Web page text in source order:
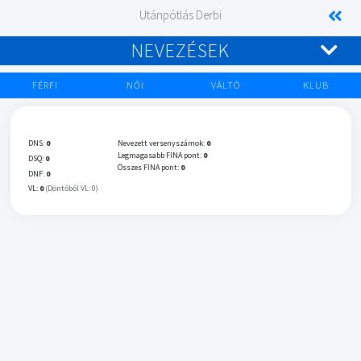
Utánpótlás Derbi
NEVEZÉSEK
FÉRFI NŐI VÁLTÓ KLUB
DNS: 0
DSQ: 0
DNF: 0
VL: 0 (Döntőből VL: 0)
Nevezett versenyszámok: 0
Legmagasabb FINA pont: 0
Összes FINA pont: 0